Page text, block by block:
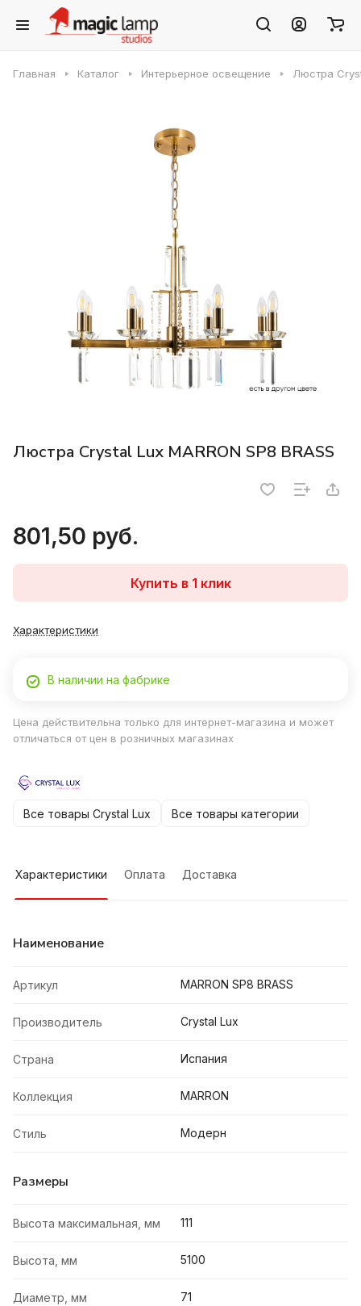
Главная Каталог Интерьерное освещение Люстра
Люстра Crystal Lux MARRON SP8 BRASS
801,50 руб.
Купить в 1 клик
Характеристики
В наличии на фабрике
Цена действительна только для интернет-магазина и может
отличаться от цен в розничных магазинах
Все товары Crystal Lux Все товары категории
Характеристики Оплата Доставка
Наименование
Артикул MARRON SP8 BRASS
Производитель Crystal Lux
Страна Испания
Коллекция MARRON
Стиль Модерн
Размеры
Высота максимальная, мм 111
Высота, мм 5100
Диаметр, мм 71